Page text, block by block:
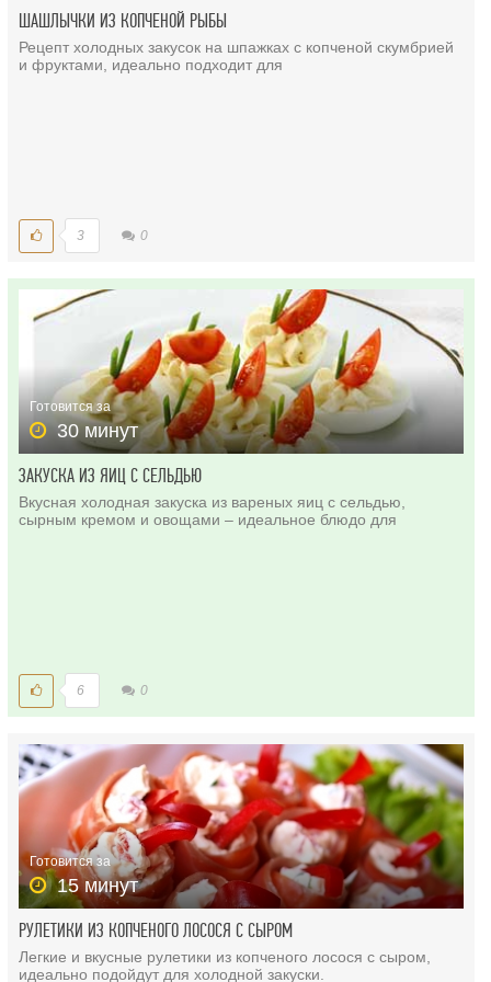
ШАШЛЫЧКИ ИЗ КОПЧЕНОЙ РЫБЫ
Рецепт холодных закусок на шпажках с копченой скумбрией
и фруктами, идеально подходит для
3 0
Готовится за
30 минут
ЗАКУСКА ИЗ ЯИЦ С СЕЛЬДЬЮ
Вкусная холодная закуска из вареных яиц с сельдью,
сырным кремом и овощами – идеальное блюдо для
6 0
Готовится за
15 минут
РУЛЕТИКИ ИЗ КОПЧЕНОГО ЛОСОСЯ С СЫРОМ
Легкие и вкусные рулетики из копченого лосося с сыром,
идеально подойдут для холодной закуски.